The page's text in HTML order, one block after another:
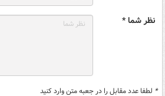
نظر شما *
* لطفا عدد مقابل را در جعبه متن وارد کنید